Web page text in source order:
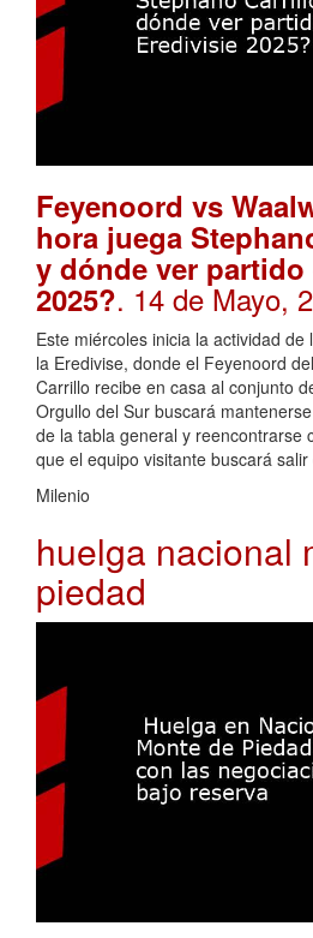
Feyenoord vs
hora juega
y dónde ver
2025?. 14 de Mayo,
Este miércoles inicia la actividad
la Eredivise, donde el Feyenoord
Carrillo recibe en casa al conjunto
Orgullo del Sur buscará
de la tabla general y reencontrarse
que el equipo visitante buscará
Milenio
huelga nacional
piedad